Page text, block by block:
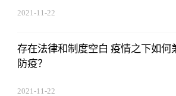
2021-11-22
存在法律和制度空白 疫情之下如何
防疫？
2021-11-22